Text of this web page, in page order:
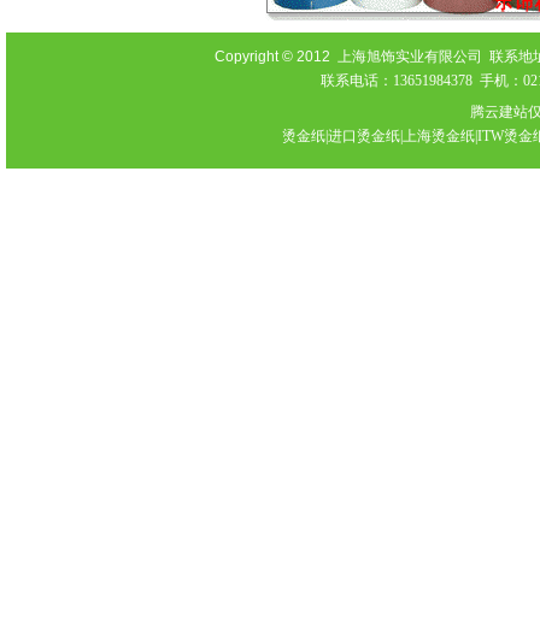
Copyright © 2012 上海旭饰实业有限公司 联系地
联系电话：13651984378 手机：
腾云建站
烫金纸|进口烫金纸|上海烫金纸|ITW烫